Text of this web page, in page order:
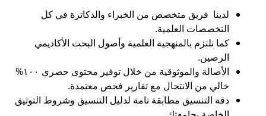
لدينا فريق متخصص من الخبراء والدكاترة في كل
التخصصات العلمية.
كما نلتزم بالمنهجية العلمية وأصول البحث الأكاديمي
الرصين.
الأصالة والموثوقية من خلال توفير محتوى حصري ١٠٠%
خالي من الانتحال مع تقارير فحص معتمدة.
دقة التنسيق مطابقة تامة لدليل التنسيق وشروط التوثيق